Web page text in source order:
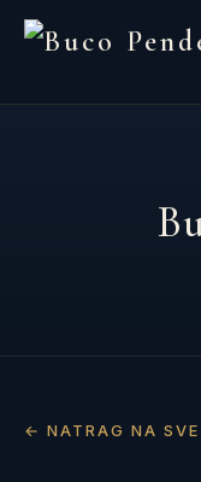
← NATRAG NA SVE